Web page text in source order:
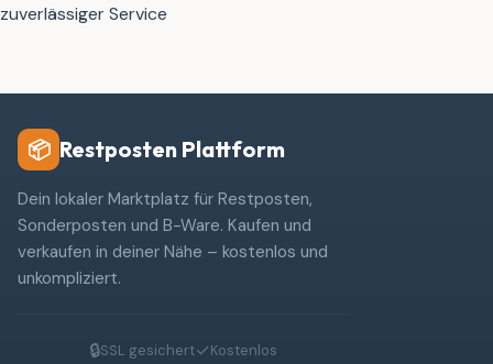
zuverlässiger Service
📦 Restposten Plattform
Dein lokaler Marktplatz für Restposten,
Sonderposten und B-Ware. Kaufen und
verkaufen in deiner Nähe – kostenlos und
unkompliziert.
🔒SSL gesichert✓Kostenlos